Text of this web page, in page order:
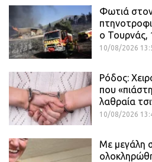
Φωτιά
ο Τουρνάς,
10/08/2026
Ρόδος:
που
λαθραία
10/08/2026
Με μεγάλη